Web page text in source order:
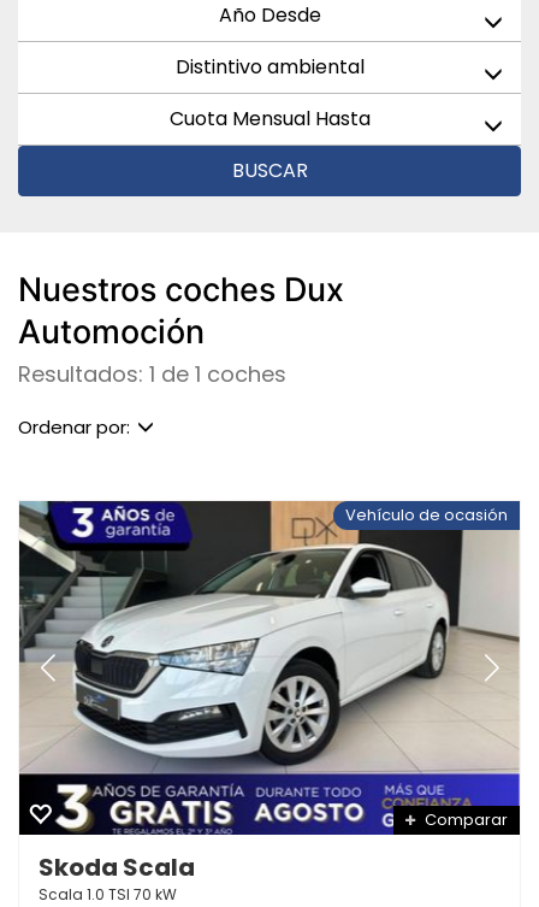
Año Desde
Distintivo ambiental
Cuota Mensual Hasta
BUSCAR
Nuestros coches Dux
Automoción
Resultados: 1 de 1 coches
Ordenar por:
Vehículo de ocasión
Comparar
Skoda Scala
Scala 1.0 TSI 70 kW